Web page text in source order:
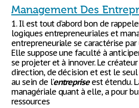
Management Des
1. Il est tout d’abord bon de
logiques entrepreneuriales et
entrepreneuriale se caractérise par
Elle suppose une faculté à
se projeter et à innover. Le
direction, de décision et est le
au sein de l’entrepriseest étendu.
managériale quant à elle, a pour
ressources